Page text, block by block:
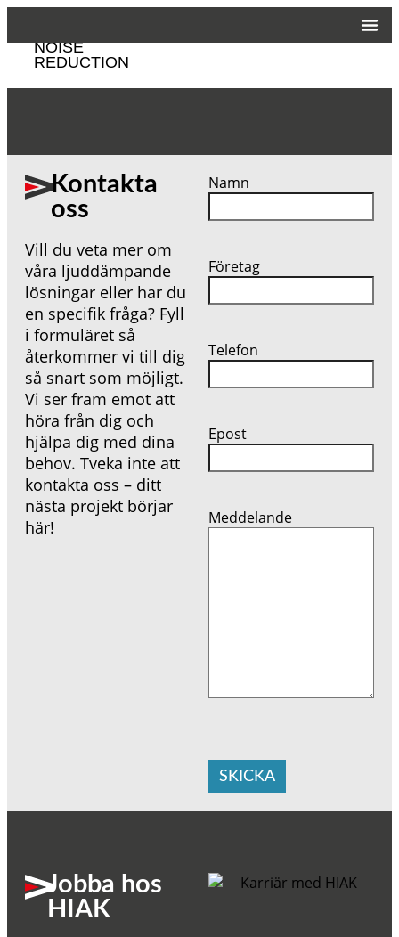
NOISE
REDUCTION
Kontakta
oss
Vill du veta mer om
våra ljuddämpande
lösningar eller har du
en specifik fråga? Fyll
i formuläret så
återkommer vi till dig
så snart som möjligt.
Vi ser fram emot att
höra från dig och
hjälpa dig med dina
behov. Tveka inte att
kontakta oss – ditt
nästa projekt börjar
här!
Namn
Företag
Telefon
Epost
Meddelande
SKICKA
Jobba hos
HIAK